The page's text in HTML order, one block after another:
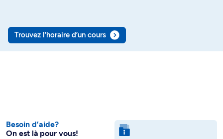
Trouvez l’horaire d’un cours
Besoin d’aide?
On est là pour vous!